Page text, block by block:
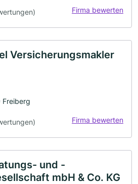
Firma bewerten
Versicherungsmakler
Freiberg
Firma bewerten
und -
mbH & Co. KG